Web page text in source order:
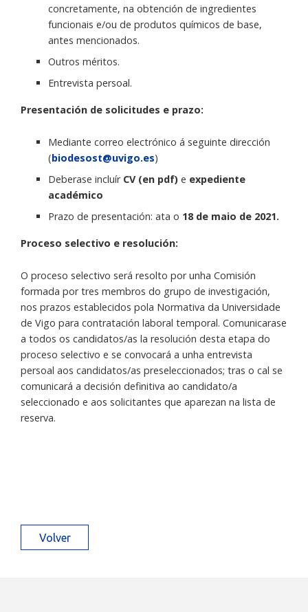
concretamente, na obtención de ingredientes
funcionais e/ou de produtos químicos de base,
antes mencionados.
Outros méritos.
Entrevista persoal.
Presentación de solicitudes e prazo:
Mediante correo electrónico á seguinte dirección
(biodesost@uvigo.es)
Deberase incluír CV (en pdf) e expediente
académico
Prazo de presentación: ata o 18 de maio de 2021.
Proceso selectivo e resolución:
O proceso selectivo será resolto por unha Comisión
formada por tres membros do grupo de investigación,
nos prazos establecidos pola Normativa da Universidade
de Vigo para contratación laboral temporal. Comunicarase
a todos os candidatos/as la resolución desta etapa do
proceso selectivo e se convocará a unha entrevista
persoal aos candidatos/as preseleccionados; tras o cal se
comunicará a decisión definitiva ao candidato/a
seleccionado e aos solicitantes que aparezan na lista de
reserva.
Volver